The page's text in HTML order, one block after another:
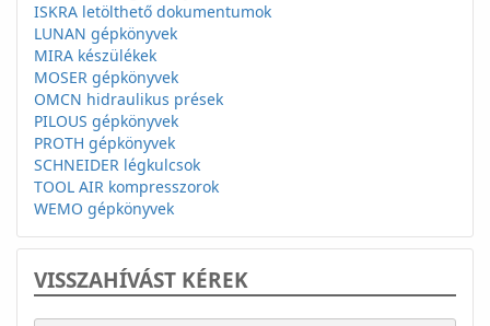
ISKRA letölthető dokumentumok
LUNAN gépkönyvek
MIRA készülékek
MOSER gépkönyvek
OMCN hidraulikus prések
PILOUS gépkönyvek
PROTH gépkönyvek
SCHNEIDER légkulcsok
TOOL AIR kompresszorok
WEMO gépkönyvek
VISSZAHÍVÁST KÉREK